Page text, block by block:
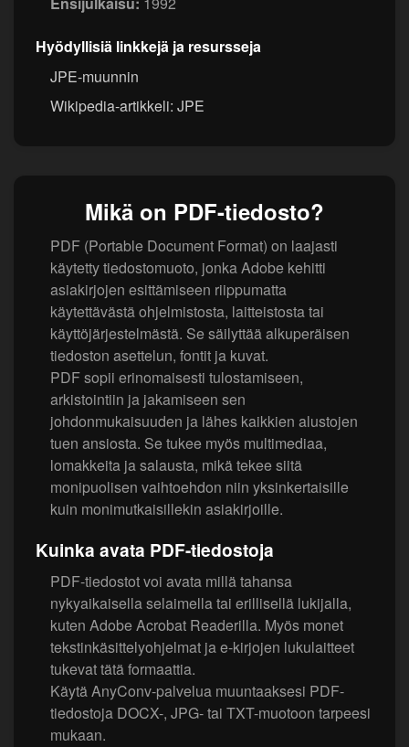
Hyödyllisiä linkkejä ja resursseja
JPE-muunnin
Wikipedia-artikkeli: JPE
Mikä on PDF-tiedosto?
PDF (Portable Document Format) on laajasti
käytetty tiedostomuoto, jonka Adobe kehitti
asiakirjojen esittämiseen riippumatta
käytettävästä ohjelmistosta, laitteistosta tai
käyttöjärjestelmästä. Se säilyttää alkuperäisen
tiedoston asettelun, fontit ja kuvat.
PDF sopii erinomaisesti tulostamiseen,
arkistointiin ja jakamiseen sen
johdonmukaisuuden ja lähes kaikkien alustojen
tuen ansiosta. Se tukee myös multimediaa,
lomakkeita ja salausta, mikä tekee siitä
monipuolisen vaihtoehdon niin yksinkertaisille
kuin monimutkaisillekin asiakirjoille.
Kuinka avata PDF-tiedostoja
PDF-tiedostot voi avata millä tahansa
nykyaikaisella selaimella tai erillisellä lukijalla,
kuten Adobe Acrobat Readerilla. Myös monet
tekstinkäsittelyohjelmat ja e-kirjojen lukulaitteet
tukevat tätä formaattia.
Käytä AnyConv-palvelua muuntaaksesi PDF-
tiedostoja DOCX-, JPG- tai TXT-muotoon tarpeesi
mukaan.